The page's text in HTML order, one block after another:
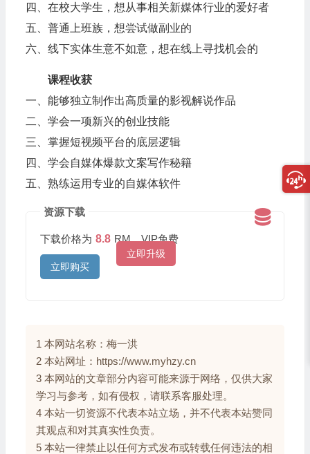
四、在校大学生，想从事相关新媒体行业的爱好者
五、普通上班族，想尝试做副业的
六、线下实体生意不如意，想在线上寻找机会的
课程收获
一、能够独立制作出高质量的影视解说作品
二、学会一项新兴的创业技能
三、掌握短视频平台的底层逻辑
四、学会自媒体爆款文案写作秘籍
五、熟练运用专业的自媒体软件
资源下载
下载价格为 8.8 RM，VIP免费
立即升级
立即购买
1 本网站名称：梅一洪
2 本站网址：https://www.myhzy.cn
3 本网站的文章部分内容可能来源于网络，仅供大家
学习与参考，如有侵权，请联系客服处理。
4 本站一切资源不代表本站立场，并不代表本站赞同
其观点和对其真实性负责。
5 本站一律禁止以任何方式发布或转载任何违法的相